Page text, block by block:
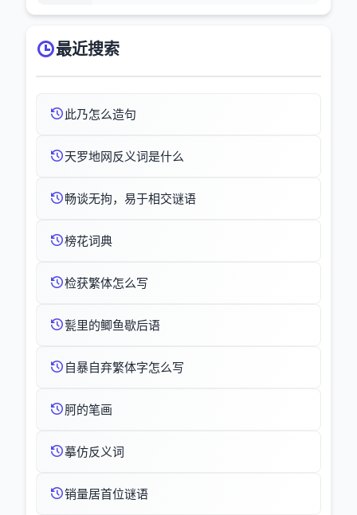
最近搜索
此乃怎么造句
天罗地网反义词是什么
畅谈无拘，易于相交谜语
榜花词典
检获繁体怎么写
甏里的鲫鱼歇后语
自暴自弃繁体字怎么写
胢的笔画
摹仿反义词
销量居首位谜语